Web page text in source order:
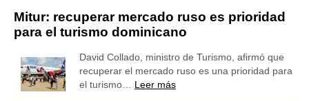
Mitur: recuperar mercado ruso es prioridad
para el turismo dominicano
David Collado, ministro de Turismo, afirmó que
recuperar el mercado ruso es una prioridad para
el turismo… Leer más